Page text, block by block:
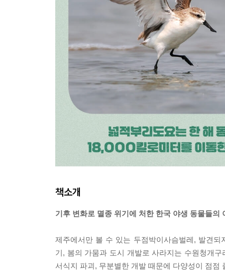
책소개
기후 변화로 멸종 위기에 처한 한국 야생 동물들의
제주에서만 볼 수 있는 두점박이사슴벌레, 발견
기, 봄의 가뭄과 도시 개발로 사라지는 수원청개
서식지 파괴, 무분별한 개발 때문에 다양성이 점